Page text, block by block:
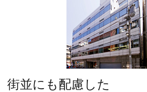
街並にも配慮した